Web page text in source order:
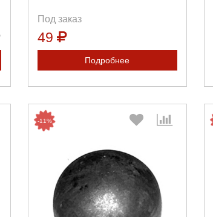
Под заказ
49
Подробнее
-11%